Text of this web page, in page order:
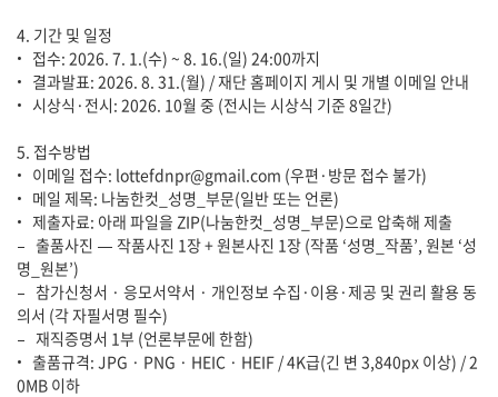
4. 기간 및 일정
• 접수: 2026. 7. 1.(수) ~ 8. 16.(일) 24:00까지
• 결과발표: 2026. 8. 31.(월) / 재단 홈페이지 게시 및 개별 이메일 안내
• 시상식·전시: 2026. 10월 중 (전시는 시상식 기준 8일간)
5. 접수방법
• 이메일 접수: lottefdnpr@gmail.com (우편·방문 접수 불가)
• 메일 제목: 나눔한컷_성명_부문(일반 또는 언론)
• 제출자료: 아래 파일을 ZIP(나눔한컷_성명_부문)으로 압축해 제출
– 출품사진 — 작품사진 1장 + 원본사진 1장 (작품 ‘성명_작품’, 원본 ‘성
명_원본’)
– 참가신청서 · 응모서약서 · 개인정보 수집·이용·제공 및 권리 활용 동
의서 (각 자필서명 필수)
– 재직증명서 1부 (언론부문에 한함)
• 출품규격: JPG · PNG · HEIC · HEIF / 4K급(긴 변 3,840px 이상) / 2
0MB 이하